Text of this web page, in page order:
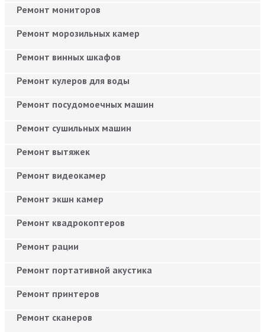
Ремонт мониторов
Ремонт морозильных камер
Ремонт винных шкафов
Ремонт кулеров для воды
Ремонт посудомоечных машин
Ремонт сушильных машин
Ремонт вытяжек
Ремонт видеокамер
Ремонт экшн камер
Ремонт квадрокоптеров
Ремонт рации
Ремонт портативной акустика
Ремонт принтеров
Ремонт сканеров